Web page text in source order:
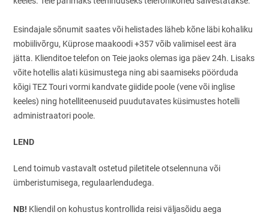
Esindajale sõnumit saates või helistades läheb kõne läbi kohaliku
mobiilivõrgu, Küprose maakoodi +357 võib valimisel eest ära
jätta. Klienditoe telefon on Teie jaoks olemas iga päev 24h. Lisaks
võite hotellis alati küsimustega ning abi saamiseks pöörduda
kõigi TEZ Touri vormi kandvate giidide poole (vene või inglise
keeles) ning hotelliteenuseid puudutavates küsimustes hotelli
administraatori poole.
LEND
Lend toimub vastavalt ostetud piletitele otselennuna või
ümberistumisega, regulaarlendudega.
NB! Kliendil on kohustus kontrollida reisi väljasõidu aega